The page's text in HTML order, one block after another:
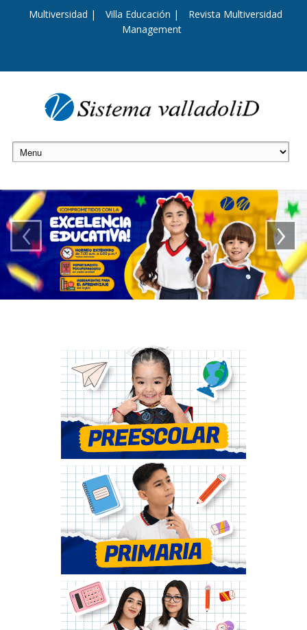
Multiversidad | Villa Educación |
Revista Multiversidad
Management
‹ ›